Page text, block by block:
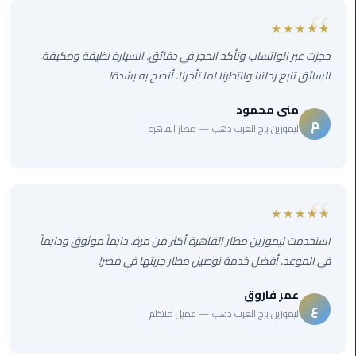
الجيزة
ليموزين
رجال
الاعمال
ليموزين
ليموزين
الشيخ
زايد
ليموزين
طنطا
★★★★★
حجزت عبر الواتساب وتأكد الحجز في دقائق. السيارة نظيفة ومكيفة.
السائق تابع رحلتنا وانتظرنا لما تأخرنا. أنصح به بشدة!
م
منى محمود
ليموزين برج العرب دهب — مطار القاهرة
★★★★★
استخدمت ليموزين مطار القاهرة أكثر من مرة. دايماً موثوق ودايماً
في الموعد. أفضل خدمة توصيل مطار جربتها في مصر!
ع
عمر فاروق
ليموزين برج العرب دهب — عميل منتظم